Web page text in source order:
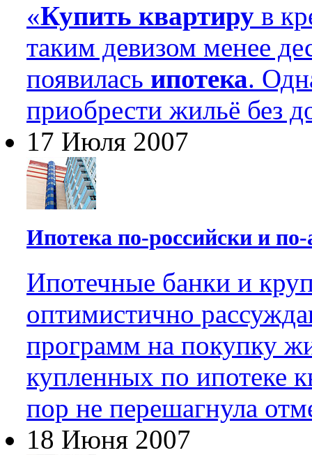
«Купить квартиру в
таким девизом менее
появилась ипотека.
приобрести жильё без
17 Июля 2007
Ипотека по-российски и
Ипотечные банки и
оптимистично
программ на покупку
купленных по ипотеке
пор не перешагнула
18 Июня 2007